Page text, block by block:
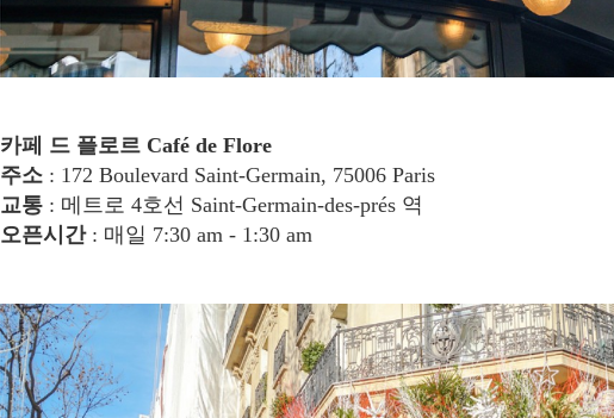
카페 드 플로르 Café de Flore
주소 : 172 Boulevard Saint-Germain, 75006 Paris
교통 : 메트로 4호선 Saint-Germain-des-prés 역
오픈시간: 매일 7:30 am - 1:30 am